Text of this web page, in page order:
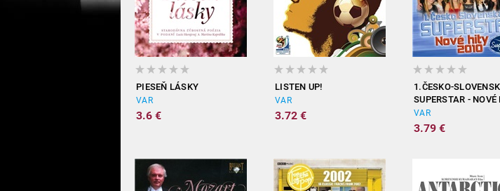
PIESEŇ LÁSKY
VAR
3.6 €
LISTEN UP!
VAR
3.72 €
1.ČESKO-
SUPERSTAR - NOVÉ
2010
VAR
3.79 €